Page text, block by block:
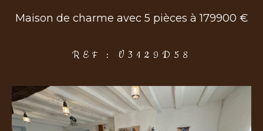
Maison de charme avec 5 pièces à 179900 €
REF : V3129D58